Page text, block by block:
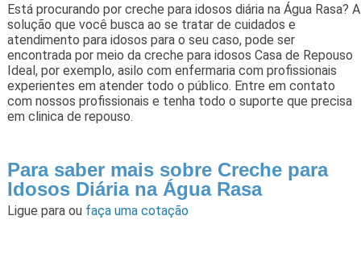
Está procurando por creche para idosos diária na Água Rasa? A
solução que você busca ao se tratar de cuidados e
atendimento para idosos para o seu caso, pode ser
encontrada por meio da creche para idosos Casa de Repouso
Ideal, por exemplo, asilo com enfermaria com profissionais
experientes em atender todo o público. Entre em contato
com nossos profissionais e tenha todo o suporte que precisa
em clinica de repouso.
Para saber mais sobre Creche para
Idosos Diária na Água Rasa
Ligue para ou faça uma cotação